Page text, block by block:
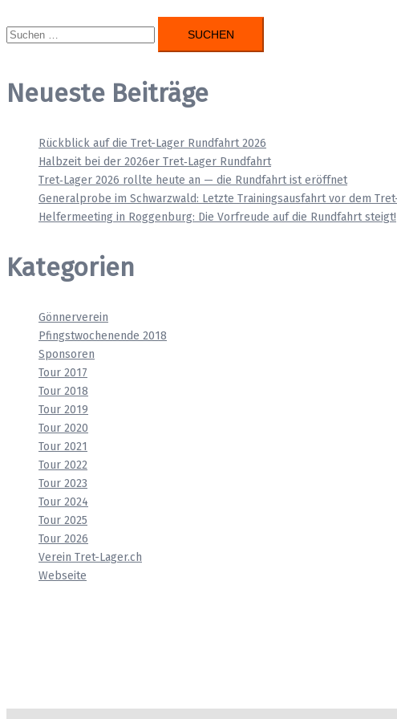
Suchen
nach:
Neueste Beiträge
Rückblick auf die Tret-Lager Rundfahrt 2026
Halbzeit bei der 2026er Tret‑Lager Rundfahrt
Tret‑Lager 2026 rollte heute an — die Rundfahrt ist eröffnet
Generalprobe im Schwarzwald: Letzte Trainingsausfahrt vor dem
Helfermeeting in Roggenburg: Die Vorfreude auf die Rundfahrt steigt!
Kategorien
Gönnerverein
Pfingstwochenende 2018
Sponsoren
Tour 2017
Tour 2018
Tour 2019
Tour 2020
Tour 2021
Tour 2022
Tour 2023
Tour 2024
Tour 2025
Tour 2026
Verein Tret-Lager.ch
Webseite